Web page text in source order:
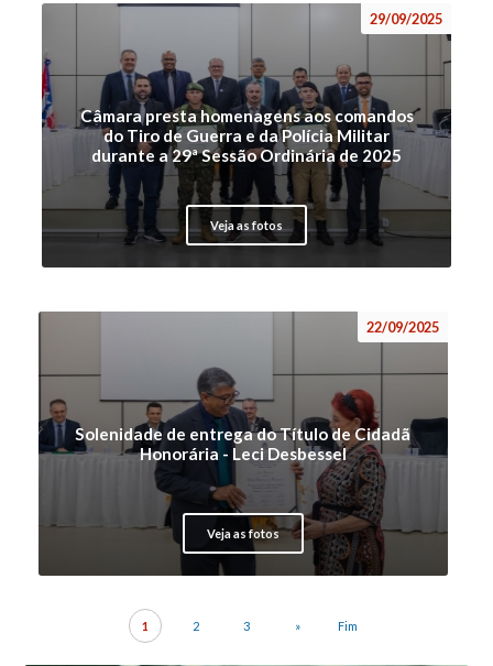
29/09/2025
Câmara presta homenagens aos comandos
do Tiro de Guerra e da Polícia Militar
durante a 29ª Sessão Ordinária de 2025
Veja as fotos
22/09/2025
Solenidade de entrega do Título de Cidadã
Honorária - Leci Desbessel
Veja as fotos
1 2 3 » Fim